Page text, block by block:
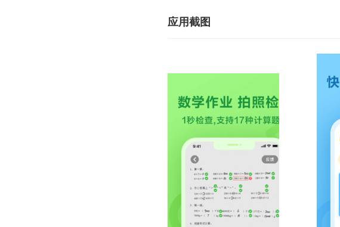
应用截图